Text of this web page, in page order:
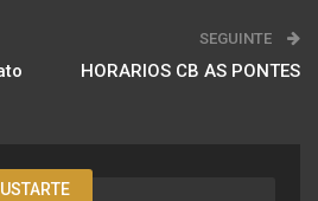
SEGUINTE
HORARIOS CB AS PONTES